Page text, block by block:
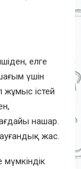
елге
үшін
істей
нашар.
жас.